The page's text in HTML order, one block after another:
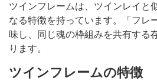
ツインフレームは、ツインレイと
なる特徴を持っています。「フレ
味し、同じ魂の枠組みを共有する
ります。
ツインフレームの特徴